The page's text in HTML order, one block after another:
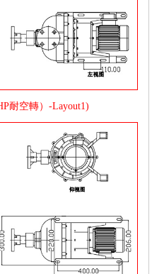
耐空轉）-Layout1)